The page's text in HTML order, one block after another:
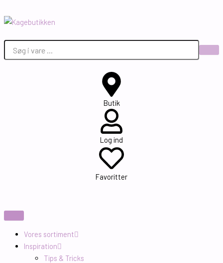
til
indholdet
Butik
Log ind
Favoritter
Vores sortiment
Inspiration
Tips & Tricks